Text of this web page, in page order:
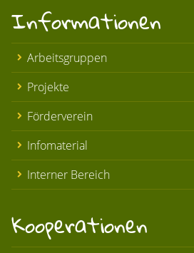
Informationen
Arbeitsgruppen
Projekte
Förderverein
Infomaterial
Interner Bereich
Kooperationen